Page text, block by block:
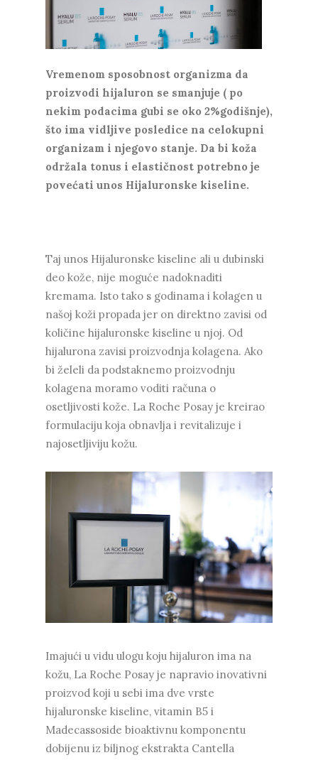
Vremenom sposobnost organizma da
proizvodi hijaluron se smanjuje ( po
nekim podacima gubi se oko 2%godišnje),
što ima vidljive posledice na celokupni
organizam i njegovo stanje. Da bi koža
održala tonus i elastičnost potrebno je
povećati unos Hijaluronske kiseline.
Taj unos Hijaluronske kiseline ali u dubinski
deo kože, nije moguće nadoknaditi
kremama. Isto tako s godinama i kolagen u
našoj koži propada jer on direktno zavisi od
količine hijaluronske kiseline u njoj. Od
hijalurona zavisi proizvodnja kolagena. Ako
bi želeli da podstaknemo proizvodnju
kolagena moramo voditi računa o
osetljivosti kože. La Roche Posay je kreirao
formulaciju koja obnavlja i revitalizuje i
najosetljiviju kožu.
Imajući u vidu ulogu koju hijaluron ima na
kožu, La Roche Posay je napravio inovativni
proizvod koji u sebi ima dve vrste
hijaluronske kiseline, vitamin B5 i
Madecassoside bioaktivnu komponentu
dobijenu iz biljnog ekstrakta Cantella